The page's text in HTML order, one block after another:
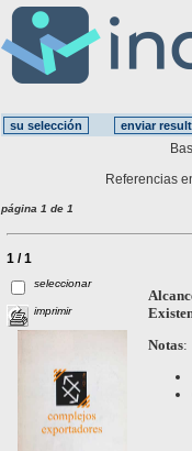
Referencias
página 1 de 1
1 / 1
seleccionar
imprimir
Notas: